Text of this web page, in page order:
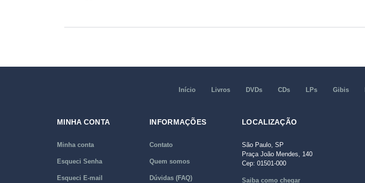
Início Livros DVDs CDs LPs Gibis
MINHA CONTA
Minha conta
Esqueci Senha
Esqueci E-mail
INFORMAÇÕES
Contato
Quem somos
Dúvidas (FAQ)
LOCALIZAÇÃO
São Paulo, SP
Praça João Mendes, 140
Cep: 01501-000
Saiba como chegar